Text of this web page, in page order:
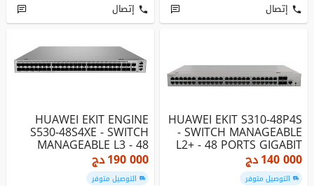
إتصال إتصال
HUAWEI EKIT S310-48P4S
- SWITCH MANAGEABLE
L2+ - 48 PORTS GIGABIT
POE+...
140 000دج
التوصيل متوفر
HUAWEI EKIT ENGINE
S530-48S4XE - SWITCH
MANAGEABLE L3 - 48
PORTS GIGAB...
190 000دج
التوصيل متوفر